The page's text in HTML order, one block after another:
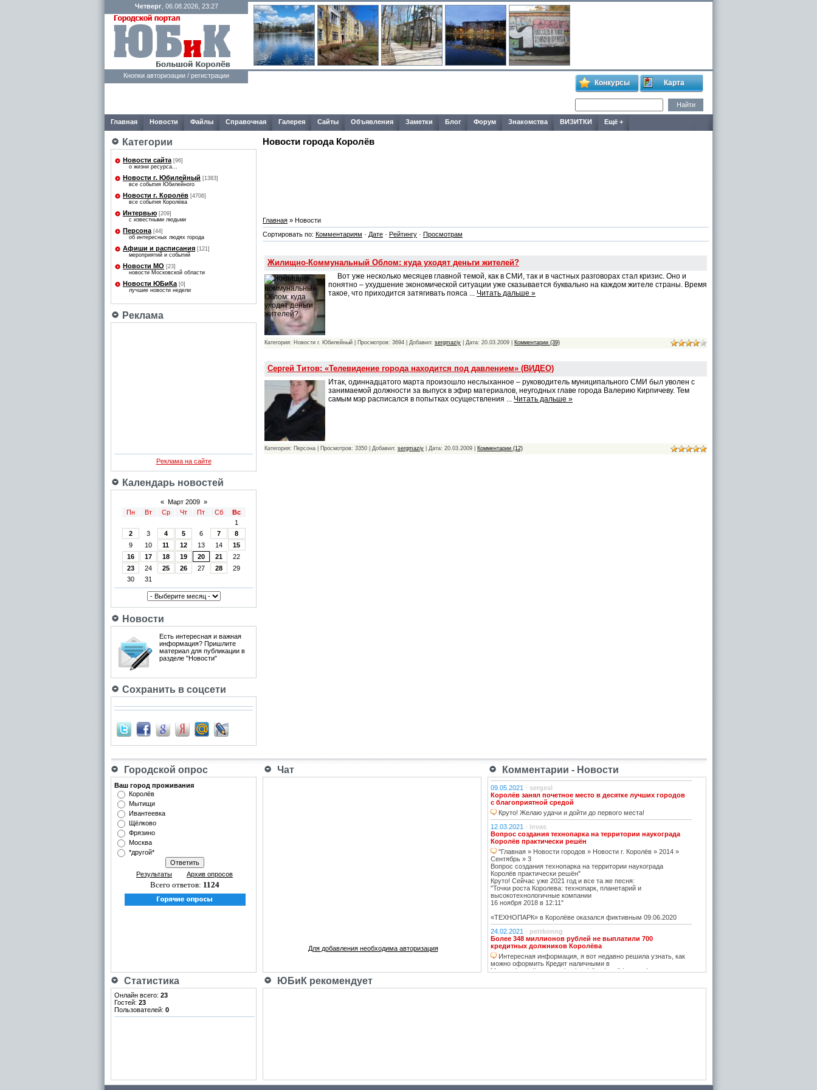
Четверг, 06.08.2026, 23:27
Кнопки авторизации / регистрации
Конкурсы Карта
Главная Новости Файлы Справочная Галерея Сайты Объявления Заметки Блог Форум Знакомства ВИЗИТКИ Ещё +
Категории
Новости сайта [96]
о жизни ресурса...
Новости г. Юбилейный [1383]
все события Юбилейного
Новости г. Королёв [4706]
все события Королёва
Интервью [209]
с известными людьми
Персона [44]
об интересных людях города
Афиши и расписания [121]
мероприятий и событий
Новости МО [23]
новости Московской области
Новости ЮБиКа [0]
лучшие новости недели
Реклама
Реклама на сайте
Календарь новостей
« Март 2009 »
Пн
Вт Ср Чт Пт Сб
Вс
1
2
3 4 5 6 7
8
9
10 11 12 13 14
15
16
17 18 19 20 21
22
23
24 25 26 27 28
29
30
31
Новости
Есть интересная и важная
информация? Пришлите
материал для публикации в
разделе "Новости"
Сохранить в соцсети
Новости города Королёв
Главная » Новости
Сортировать по: Комментариям · Дате · Рейтингу · Просмотрам
Жилищно-Коммунальный Облом: куда уходят деньги жителей?
Вот уже несколько месяцев главной темой, как в СМИ, так и в частных разговорах стал кризис. Оно и
понятно – ухудшение экономической ситуации уже сказывается буквально на каждом жителе страны. Время
такое, что приходится затягивать пояса ... Читать дальше »
Категория: Новости г. Юбилейный | Просмотров: 3694 | Добавил: sergmaziy | Дата: 20.03.2009 Комментарии (39)
Сергей Титов: «Телевидение города находится под давлением» (ВИДЕО)
Итак, одиннадцатого марта произошло неслыханное – руководитель муниципального СМИ был уволен с
занимаемой должности за выпуск в эфир материалов, неугодных главе города Валерию Кирпичеву. Тем
самым мэр расписался в попытках осуществления ... Читать дальше »
Категория: Персона | Просмотров: 3350 | Добавил: sergmaziy | Дата: 20.03.2009 Комментарии (12)
Городской опрос Чат Комментарии - Новости
Ваш город проживания
Королёв
Мытищи
Ивантеевка
Щёлково
Фрязино
Москва
*другой*
Результаты Архив опросов
Всего ответов: 1124
Для добавления необходима авторизация
09.05.2021 - sergesl
Королёв занял почетное место в десятке лучших городов
с благоприятной средой
Круто! Желаю удачи и дойти до первого места!
12.03.2021 - invas
Вопрос создания технопарка на территории наукограда
Королёв практически решён
"Главная » Новости городов » Новости г. Королёв » 2014 »
Сентябрь » 3
Вопрос создания технопарка на территории наукограда
Королёв практически решён"
Круто! Сейчас уже 2021 год и все та же песня:
"Точки роста Королева: технопарк, планетарий и
высокотехнологичные компании
16 ноября 2018 в 12:11"
«ТЕХНОПАРК» в Королёве оказался фиктивным 09.06.2020
24.02.2021 - petrkonng
Более 348 миллионов рублей не выплатили 700
кредитных должников Королёва
Интересная информация, я вот недавно решила узнать, как
можно оформить Кредит наличными в
Москве https://www.vostbank.ru/client/credit/ тут информацию в
Статистика ЮБиК рекомендует
Онлайн всего: 23
Гостей: 23
Пользователей: 0